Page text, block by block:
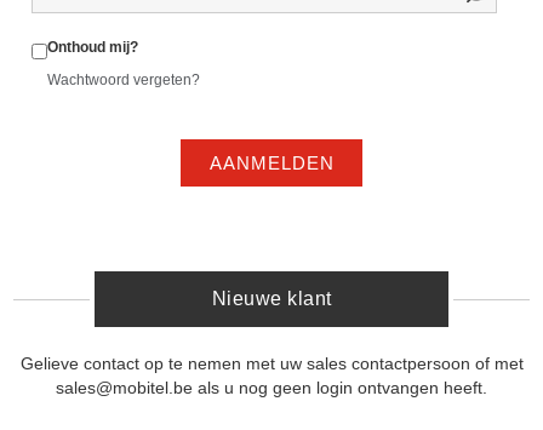
Onthoud mij?
Wachtwoord vergeten?
AANMELDEN
Nieuwe klant
Gelieve contact op te nemen met uw sales contactpersoon of met
sales@mobitel.be als u nog geen login ontvangen heeft.